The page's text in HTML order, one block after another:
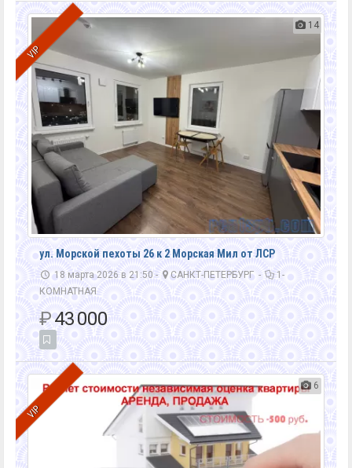
VIP
14
ул. Морской пехоты 26 к 2 Морская Мил от ЛСР
18 марта 2026 в 21:50 - САНКТ-ПЕТЕРБУРГ -
1-
КОМНАТНАЯ
₽43 000
VIP
6